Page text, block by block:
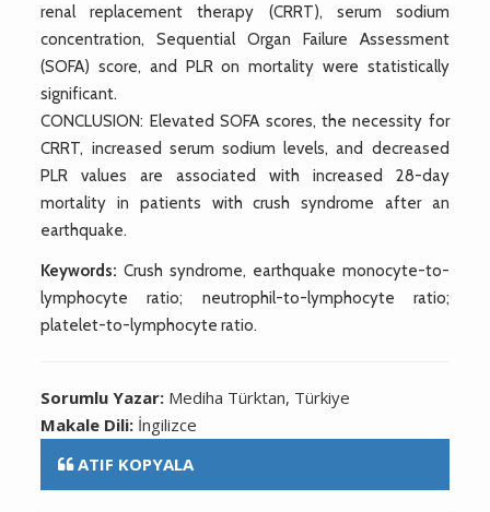
renal replacement therapy (CRRT), serum sodium
concentration, Sequential Organ Failure Assessment
(SOFA) score, and PLR on mortality were statistically
significant.
CONCLUSION: Elevated SOFA scores, the necessity for
CRRT, increased serum sodium levels, and decreased
PLR values are associated with increased 28-day
mortality in patients with crush syndrome after an
earthquake.
Keywords: Crush syndrome, earthquake monocyte-to-
lymphocyte ratio; neutrophil-to-lymphocyte ratio;
platelet-to-lymphocyte ratio.
Sorumlu Yazar: Mediha Türktan, Türkiye
Makale Dili: İngilizce
ATIF KOPYALA